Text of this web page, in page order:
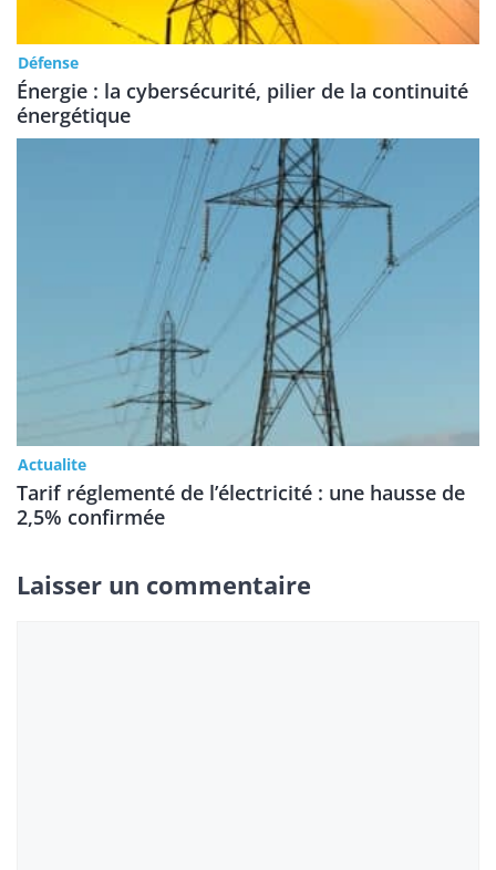
Défense
Énergie : la cybersécurité, pilier de la continuité
énergétique
Actualite
Tarif réglementé de l’électricité : une hausse de
2,5% confirmée
Laisser un commentaire